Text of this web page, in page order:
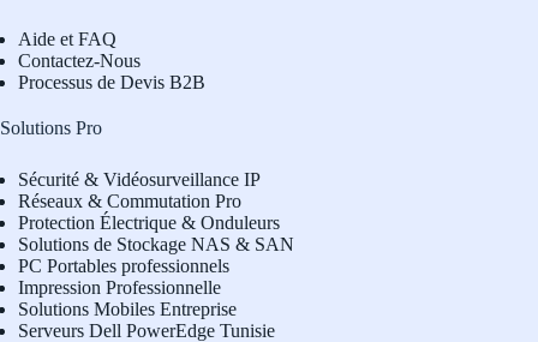
Aide et FAQ
Contactez-Nous
Processus de Devis B2B
Solutions Pro
Sécurité & Vidéosurveillance IP
Réseaux & Commutation Pro
Protection Électrique & Onduleurs
Solutions de Stockage NAS & SAN
PC Portables professionnels
Impression Professionnelle
Solutions Mobiles Entreprise
Serveurs Dell PowerEdge Tunisie